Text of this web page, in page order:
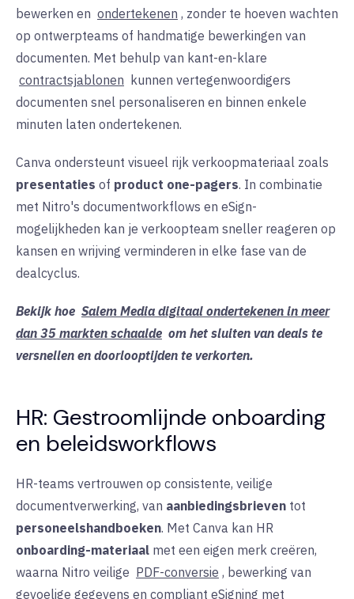
bewerken en ondertekenen , zonder te hoeven wachten
op ontwerpteams of handmatige bewerkingen van
documenten. Met behulp van kant-en-klare
contractsjablonen kunnen vertegenwoordigers
documenten snel personaliseren en binnen enkele
minuten laten ondertekenen.
Canva ondersteunt visueel rijk verkoopmateriaal zoals
presentaties of product one-pagers. In combinatie
met Nitro's documentworkflows en eSign-
mogelijkheden kan je verkoopteam sneller reageren op
kansen en wrijving verminderen in elke fase van de
dealcyclus.
Bekijk hoe Salem Media digitaal ondertekenen in meer
dan 35 markten schaalde om het sluiten van deals te
versnellen en doorlooptijden te verkorten.
HR: Gestroomlijnde onboarding
en beleidsworkflows
HR-teams vertrouwen op consistente, veilige
documentverwerking, van aanbiedingsbrieven tot
personeelshandboeken. Met Canva kan HR
onboarding-materiaal met een eigen merk creëren,
waarna Nitro veilige PDF-conversie , bewerking van
gevoelige gegevens en compliant eSigning met